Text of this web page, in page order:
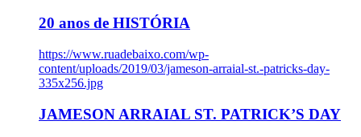
20 anos de HISTÓRIA
https://www.ruadebaixo.com/wp-
content/uploads/2019/03/jameson-arraial-st.-patricks-day-
335x256.jpg
JAMESON ARRAIAL ST. PATRICK’S DAY